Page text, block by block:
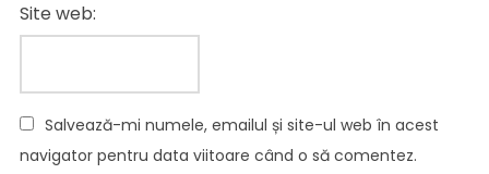
Site web:
Salvează-mi numele, emailul și site-ul web în acest
navigator pentru data viitoare când o să comentez.